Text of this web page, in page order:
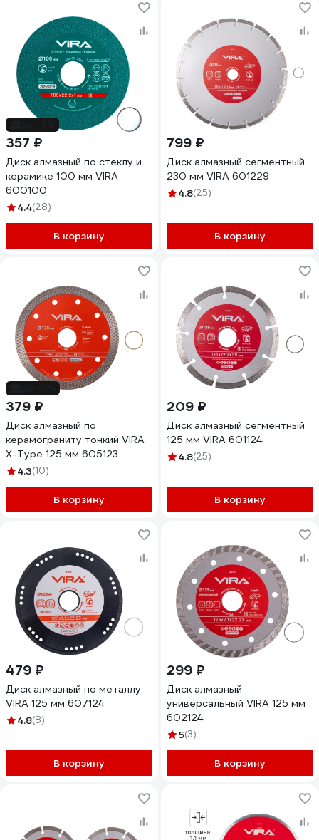
357 ₽
Диск алмазный по стеклу и
керамике 100 мм VIRA
600100
4.4(28)
В корзину
799 ₽
Диск алмазный сегментный
230 мм VIRA 601229
4.8(25)
В корзину
379 ₽
Диск алмазный по
керамограниту тонкий VIRA
X-Type 125 мм 605123
4.3(10)
В корзину
209 ₽
Диск алмазный сегментный
125 мм VIRA 601124
4.8(25)
В корзину
479 ₽
Диск алмазный по металлу
VIRA 125 мм 607124
4.8(8)
В корзину
299 ₽
Диск алмазный
универсальный VIRA 125 мм
602124
5(3)
В корзину